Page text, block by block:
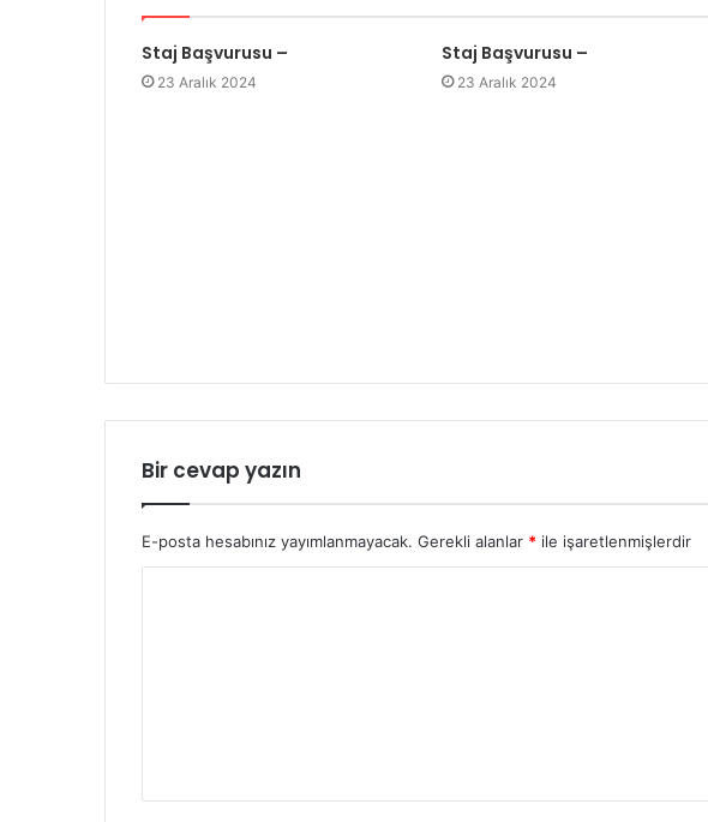
Staj Başvurusu –
23 Aralık 2024
Staj Başvurusu –
23 Aralık 2024
Bir cevap yazın
E-posta hesabınız yayımlanmayacak. Gerekli alanlar * ile işaretlenmişlerdir